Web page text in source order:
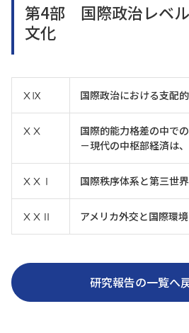
第4部 国際政治レベ
文化
ⅩⅨ 国際政治における支配
ⅩⅩ
国際的能力格差の中で
－現代の中枢部経済は
ⅩⅩⅠ 国際秩序体系と第三世
ⅩⅩⅡ アメリカ外交と国際環
研究報告の一覧へ